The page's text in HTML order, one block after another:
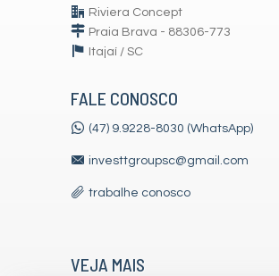
Riviera Concept
Praia Brava - 88306-773
Itajaí / SC
FALE CONOSCO
(47) 9.9228-8030 (WhatsApp)
investtgroupsc@gmail.com
trabalhe conosco
VEJA MAIS